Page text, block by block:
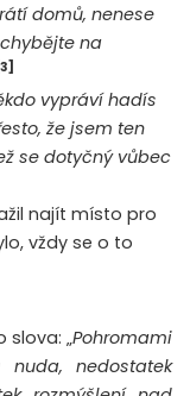
domů, nenese
na
vypráví hadís
že jsem ten
se dotyčný vůbec
najít místo pro
vždy se o to
slova: „Pohromami
nedostatek